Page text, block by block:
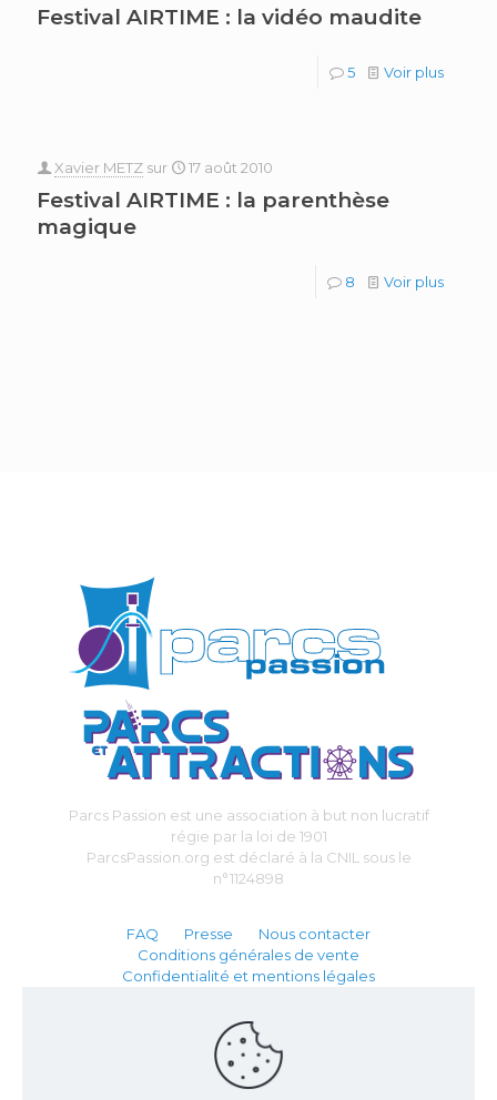
Festival AIRTIME : la vidéo maudite
5 Voir plus
Xavier METZ sur 17 août 2010
Festival AIRTIME : la parenthèse
magique
8 Voir plus
Parcs Passion est une association à but non lucratif
régie par la loi de 1901
ParcsPassion.org est déclaré à la CNIL sous le
n°1124898
FAQ Presse
Nous contacter
Conditions générales de vente
Confidentialité et mentions légales